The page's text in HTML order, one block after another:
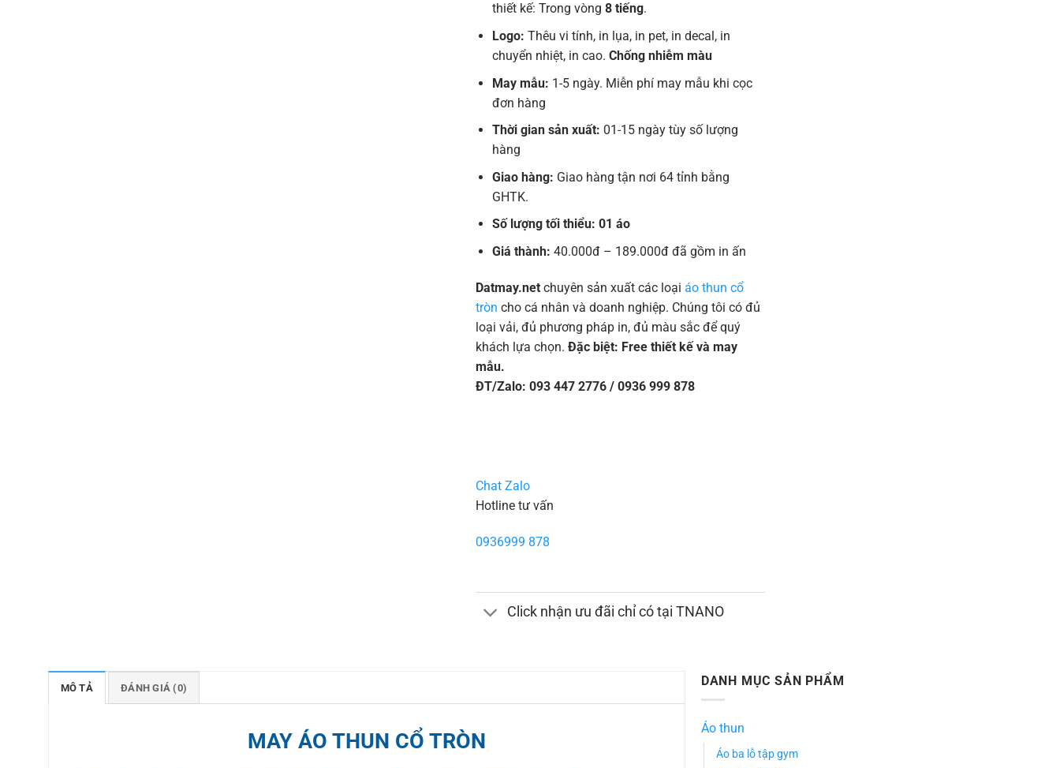
thiết kế: Trong vòng 8 tiếng.
Logo: Thêu vi tính, in lụa, in pet, in decal, in
chuyển nhiệt, in cao. Chống nhiễm màu
May mẫu: 1-5 ngày. Miễn phí may mẫu khi cọc
đơn hàng
Thời gian sản xuất: 01-15 ngày tùy số lượng
hàng
Giao hàng: Giao hàng tận nơi 64 tỉnh bằng
GHTK.
Số lượng tối thiểu: 01 áo
Giá thành: 40.000đ – 189.000đ đã gồm in ấn
Datmay.net chuyên sản xuất các loại áo thun cổ
tròn cho cá nhân và doanh nghiệp. Chúng tôi có đủ
loại vải, đủ phương pháp in, đủ màu sắc để quý
khách lựa chọn. Đặc biệt: Free thiết kế và may
mẫu.
ĐT/Zalo: 093 447 2776 / 0936 999 878
Chat Zalo
Hotline tư vấn
0936999 878
Click nhận ưu đãi chỉ có tại TNANO
MÔ TẢ ĐÁNH GIÁ (0)
MAY ÁO THUN CỔ TRÒN
DANH MỤC SẢN PHẨM
Áo thun
Áo ba lỗ tập gym